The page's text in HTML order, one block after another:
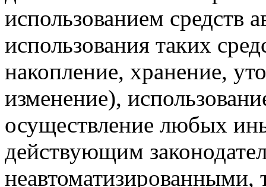
использованием средств
использования таких
накопление, хранение,
изменение),
осуществление любых
действующим
неавтоматизированными,